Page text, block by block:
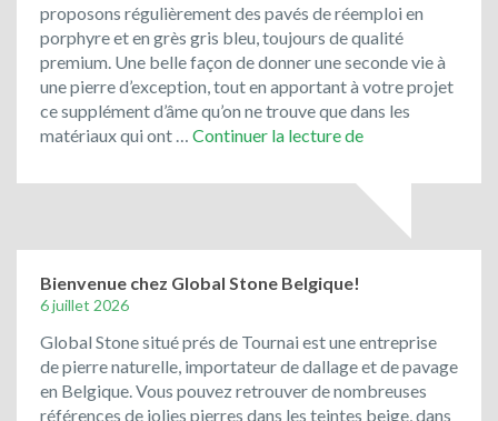
proposons régulièrement des pavés de réemploi en
porphyre et en grès gris bleu, toujours de qualité
premium. Une belle façon de donner une seconde vie à
une pierre d’exception, tout en apportant à votre projet
ce supplément d’âme qu’on ne trouve que dans les
matériaux qui ont … Continuer la lecture deLe
les
pavés
de
ont
toujours
la
Bienvenue chez Global Stone Belgique!
6 juillet 2026
Global Stone situé prés de Tournai est une entreprise
de pierre naturelle, importateur de dallage et de pavage
en Belgique. Vous pouvez retrouver de nombreuses
références de jolies pierres dans les teintes beige, dans